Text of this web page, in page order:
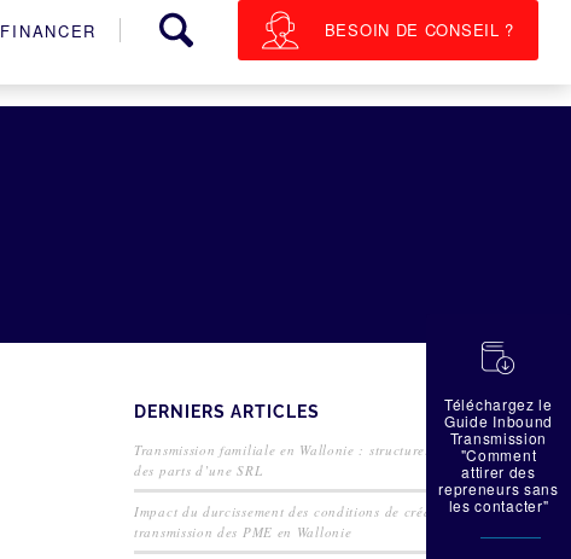
FINANCER BESOIN DE CONSEIL ?
DERNIERS ARTICLES
Transmission familiale en Wallonie : structurer la cession
des parts d’une SRL
Impact du durcissement des conditions de crédit sur la
transmission des PME en Wallonie
蠟
Téléchargez le
Guide Inbound
Transmission
"Comment
attirer des
repreneurs sans
les contacter"